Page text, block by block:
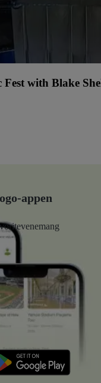
with Blake
appen